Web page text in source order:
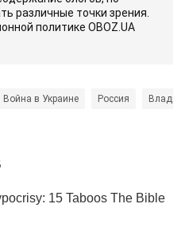
различные точки зрения.
политике OBOZ.UA
Война в Украине Россия